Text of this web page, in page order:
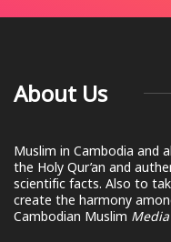
About Us
Muslim in Cambodia and
the Holy Qur’an and
scientific facts. Also to
create the harmony
Cambodian Muslim Media